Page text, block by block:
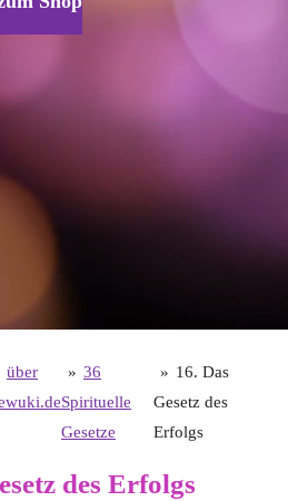
über
» 36
Spirituelle
Gesetze
» 16. Das
Gesetz des
Erfolgs
des Erfolgs